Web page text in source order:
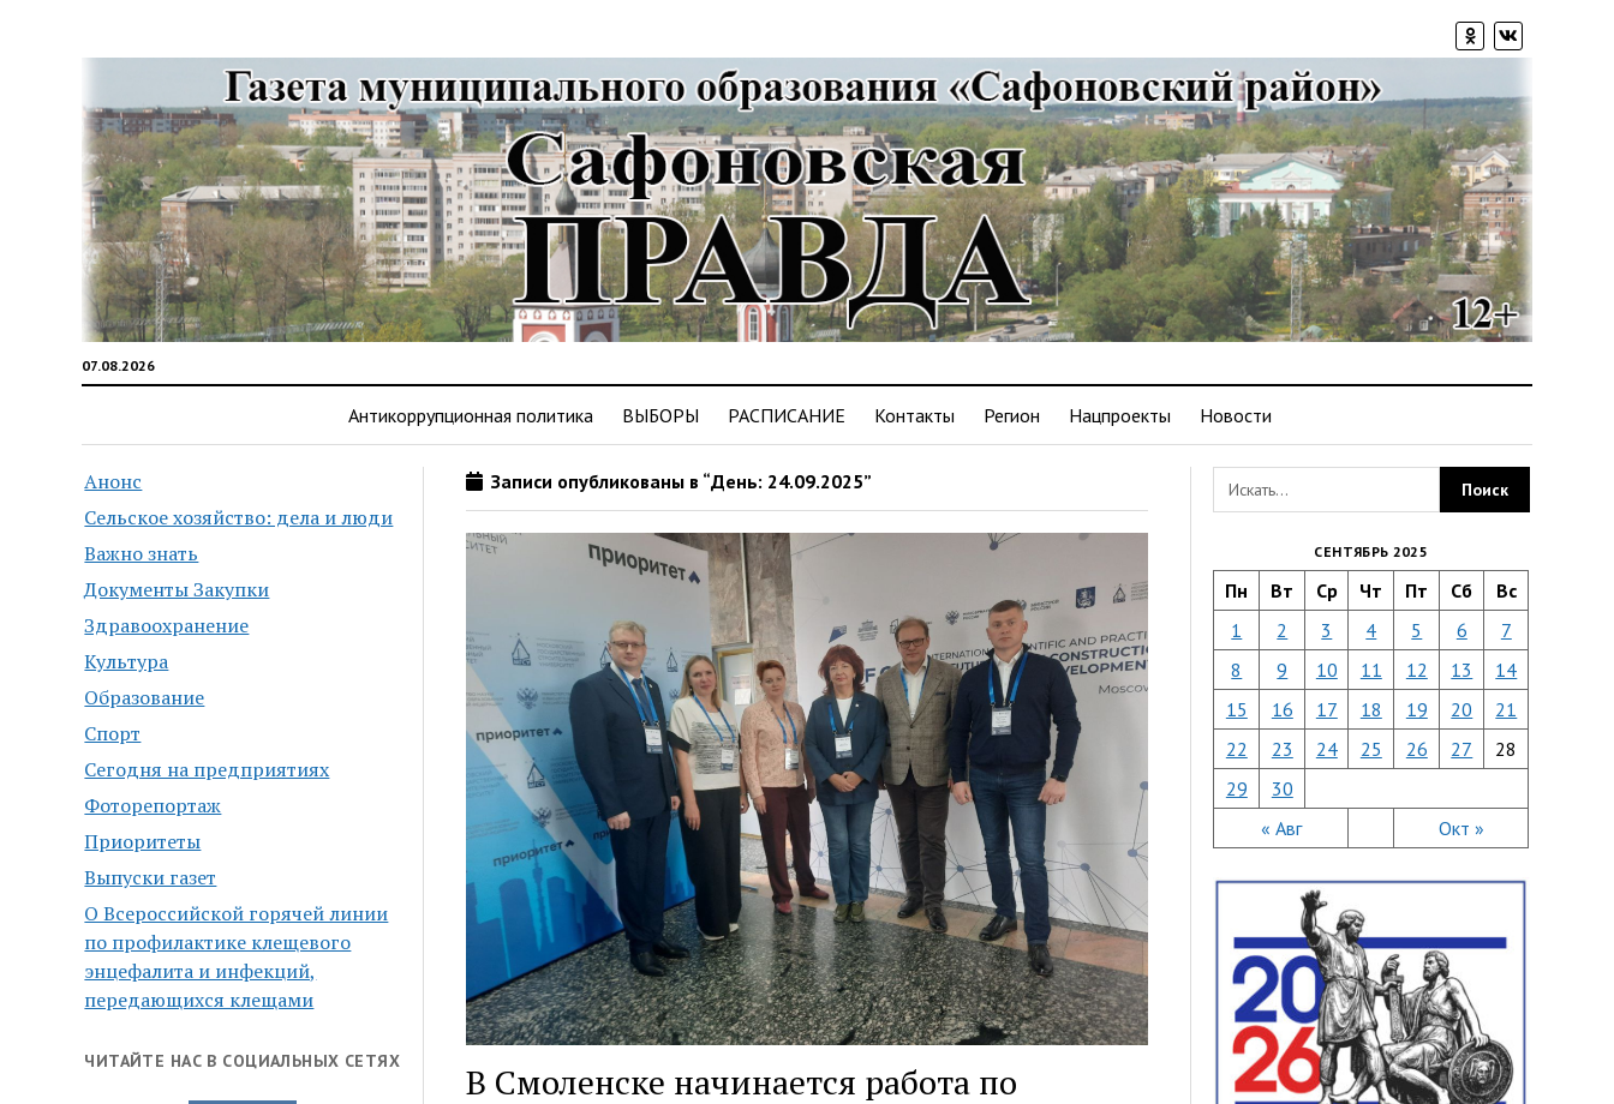
07.08.2026
Антикоррупционная политика ВЫБОРЫ РАСПИСАНИЕ Контакты Регион Нацпроекты Новости
Анонс
Сельское хозяйство: дела и люди
Важно знать
Документы Закупки
Здравоохранение
Культура
Образование
Спорт
Сегодня на предприятиях
Фоторепортаж
Приоритеты
Выпуски газет
О Всероссийской горячей линии
по профилактике клещевого
энцефалита и инфекций,
передающихся клещами
ЧИТАЙТЕ НАС В СОЦИАЛЬНЫХ СЕТЯХ
Записи опубликованы в “День: 24.09.2025”
В Смоленске начинается работа по
СЕНТЯБРЬ 2025
Пн Вт Ср Чт Пт Сб Вс
« Авг Окт »
1 2 3 4 5 6
7
8
9 10 11 12 13
14
15
16 17 18 19 20
21
22
23 24 25 26 27
28
29
30